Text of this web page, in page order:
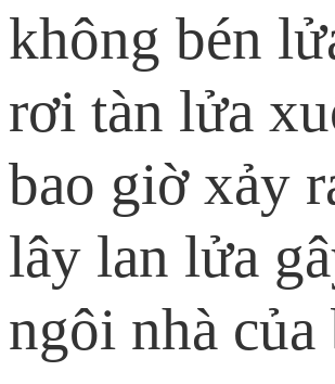
không bén
rơi tàn lửa
bao giờ xảy
lây lan lửa
ngôi nhà của